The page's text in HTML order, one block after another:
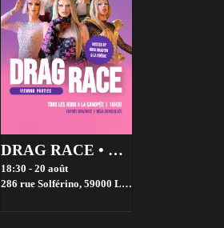
Lille
DRAG RACE • VIEWING PARTIES • GRATUIT
18:30 - 20 août
286 rue Solférino, 59000 Lille, France,